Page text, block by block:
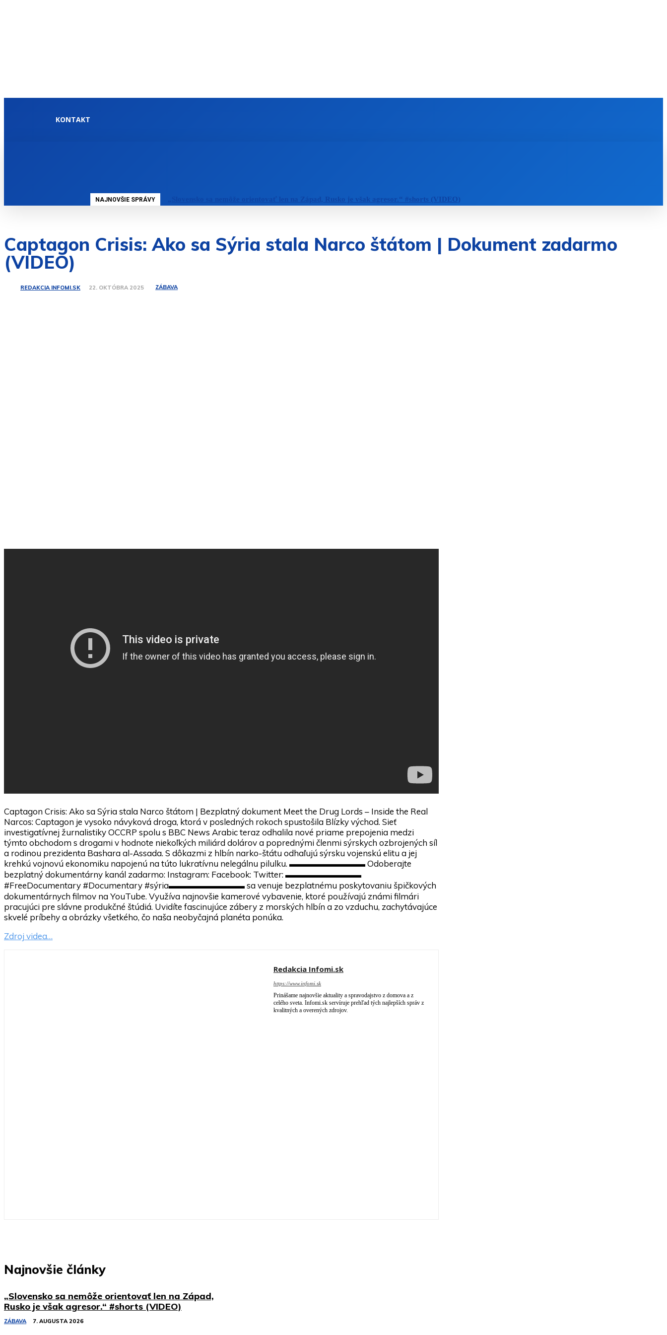
KONTAKT
NAJNOVŠIE SPRÁVY „Slovensko sa nemôže orientovať len na Západ, Rusko je však agresor.“ #shorts (VIDEO)
Captagon Crisis: Ako sa Sýria stala Narco štátom | Dokument zadarmo
(VIDEO)
REDAKCIA INFOMI.SK 22. OKTÓBRA 2025 ZÁBAVA
Captagon Crisis: Ako sa Sýria stala Narco štátom | Bezplatný dokument Meet the Drug Lords – Inside the Real
Narcos: Captagon je vysoko návyková droga, ktorá v posledných rokoch spustošila Blízky východ. Sieť
investigatívnej žurnalistiky OCCRP spolu s BBC News Arabic teraz odhalila nové priame prepojenia medzi
týmto obchodom s drogami v hodnote niekoľkých miliárd dolárov a poprednými členmi sýrskych ozbrojených síl
a rodinou prezidenta Bashara al-Assada. S dôkazmi z hlbín narko-štátu odhaľujú sýrsku vojenskú elitu a jej
krehkú vojnovú ekonomiku napojenú na túto lukratívnu nelegálnu pilulku. ▬▬▬▬▬▬▬▬▬ Odoberajte
bezplatný dokumentárny kanál zadarmo: Instagram: Facebook: Twitter: ▬▬▬▬▬▬▬▬▬
#FreeDocumentary #Documentary #sýria▬▬▬▬▬▬▬▬▬ sa venuje bezplatnému poskytovaniu špičkových
dokumentárnych filmov na YouTube. Využíva najnovšie kamerové vybavenie, ktoré používajú známi filmári
pracujúci pre slávne produkčné štúdiá. Uvidíte fascinujúce zábery z morských hlbín a zo vzduchu, zachytávajúce
skvelé príbehy a obrázky všetkého, čo naša neobyčajná planéta ponúka.
Zdroj videa…
Redakcia Infomi.sk
https://www.infomi.sk
Prinášame najnovšie aktuality a spravodajstvo z domova a z
celého sveta. Infomi.sk servíruje prehľad tých najlepších správ z
kvalitných a overených zdrojov.
Najnovšie články
„Slovensko sa nemôže orientovať len na Západ,
Rusko je však agresor.“ #shorts (VIDEO)
ZÁBAVA 7. AUGUSTA 2026